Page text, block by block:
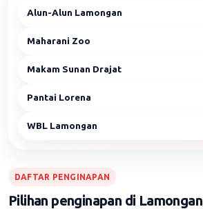
Alun-Alun Lamongan
Maharani Zoo
Makam Sunan Drajat
Pantai Lorena
WBL Lamongan
DAFTAR PENGINAPAN
Pilihan penginapan di Lamongan